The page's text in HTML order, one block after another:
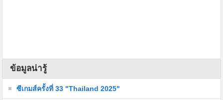
ข้อมูลน่ารู้
ซีเกมส์ครั้งที่ 33 "Thailand 2025"